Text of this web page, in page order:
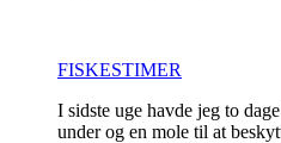
FISKESTIMER
I sidste uge havde jeg to
under og en mole til at